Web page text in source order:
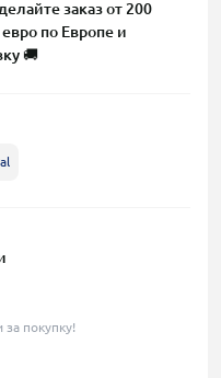
заказ от 200
по Европе и
🚚
за покупку!